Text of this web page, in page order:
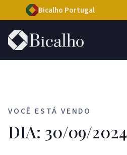
Bicalho Portugal
VOCÊ ESTÁ VENDO
DIA: 30/09/2024